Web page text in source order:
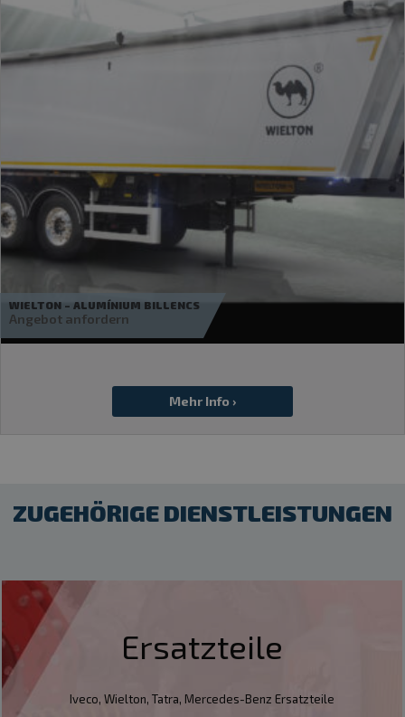
BODEX – KIS3B
19 990€
ZUGEHÖRIGE DIENSTLEISTUNGEN
Ersatzteile
Iveco, Wielton, Tatra, Mercedes-Benz Ersatzteile